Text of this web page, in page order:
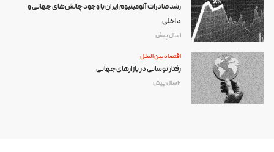
رشد صادرات آلومینیوم ایران با وجود چالش‌های جهانی و
داخلی
1 سال پیش
اقتصاد بین الملل
رفتار نوسانی در بازارهای جهانی
2 سال پیش